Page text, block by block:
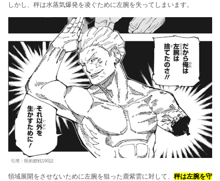
しかし、秤は水蒸気爆発を凌ぐために左腕を失ってしまいます。
引用：呪術廻戦190話
領域展開をさせないために左腕を狙った鹿紫雲に対して、 秤は左腕を守